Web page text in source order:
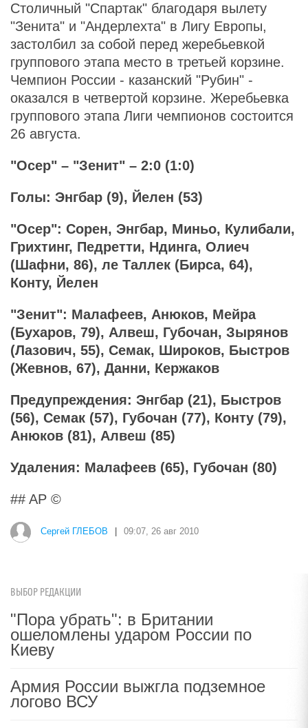
Столичный "Спартак" благодаря вылету
"Зенита" и "Андерлехта" в Лигу Европы,
застолбил за собой перед жеребьевкой
группового этапа место в третьей корзине.
Чемпион России - казанский "Рубин" -
оказался в четвертой корзине. Жеребьевка
группового этапа Лиги чемпионов состоится
26 августа.
"Осер" – "Зенит" – 2:0 (1:0)
Голы: Энгбар (9), Йелен (53)
"Осер": Сорен, Энгбар, Миньо, Кулибали,
Грихтинг, Педретти, Ндинга, Олиеч
(Шафни, 86), ле Таллек (Бирса, 64),
Конту, Йелен
"Зенит": Малафеев, Анюков, Мейра
(Бухаров, 79), Алвеш, Губочан, Зырянов
(Лазович, 55), Семак, Широков, Быстров
(Жевнов, 67), Данни, Кержаков
Предупреждения: Энгбар (21), Быстров
(56), Семак (57), Губочан (77), Конту (79),
Анюков (81), Алвеш (85)
Удаления: Малафеев (65), Губочан (80)
## AP ©
Сергей ГЛЕБОВ 09:07, 26 авг 2010
ВЫБОР РЕДАКЦИИ
"Пора убрать": в Британии
ошеломлены ударом России по
Киеву
Армия России выжгла подземное
логово ВСУ